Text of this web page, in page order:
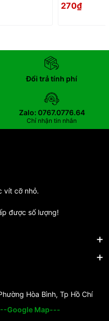
270₫
Đổi trả tính phí
Zalo: 0767.0776.64
Chỉ nhận tin nhắn
vít cỡ nhỏ.
được số lượng!
Hòa Bình, Tp Hồ Chí
Google Map---